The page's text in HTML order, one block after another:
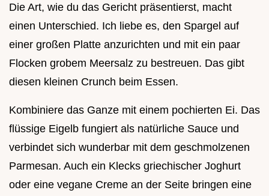
Die Art, wie du das Gericht präsentierst, macht
einen Unterschied. Ich liebe es, den Spargel auf
einer großen Platte anzurichten und mit ein paar
Flocken grobem Meersalz zu bestreuen. Das gibt
diesen kleinen Crunch beim Essen.
Kombiniere das Ganze mit einem pochierten Ei. Das
flüssige Eigelb fungiert als natürliche Sauce und
verbindet sich wunderbar mit dem geschmolzenen
Parmesan. Auch ein Klecks griechischer Joghurt
oder eine vegane Creme an der Seite bringen eine